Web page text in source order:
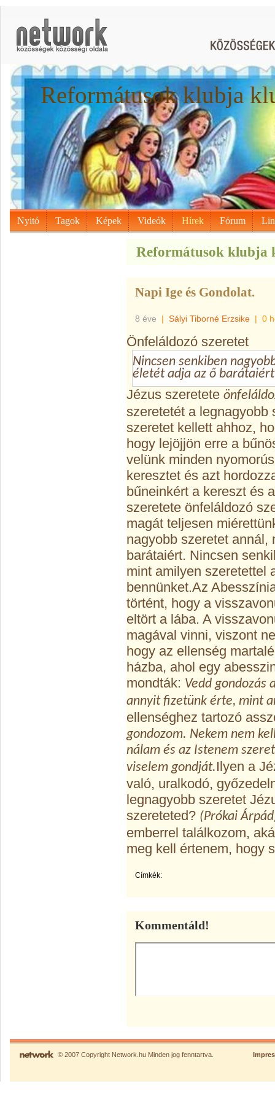
Reformátusok klubja
Nyitó Tagok Képek Videók Hírek Fórum
Reformátusok klubja
Napi Ige és Gondolat.
8 éve | Sályi Tiborné Erzsike | 0
Önfeláldozó szeretet
Nincsen senkiben
életét adja az ő
Jézus szeretete
szeretetét a legnagyobb
szeretet kellett ahhoz,
hogy lejöjjön erre a
velünk minden
keresztet és azt
bűneinkért a kereszt és
szeretete önfeláldozó
magát teljesen
nagyobb szeretet annál,
barátaiért. Nincsen
mint amilyen szeretettel
bennünket.Az
történt, hogy a
eltört a lába. A
magával vinni, viszont
hogy az ellenség
házba, ahol egy
mondták: Vedd gondozás
annyit fizetünk érte, mint
ellenséghez tartozó
gondozom. Nekem nem
nálam és az Istenem
viselem gondját.Ilyen a
való, uralkodó,
legnagyobb szeretet
szereteted? (Prókai
emberrel találkozom,
meg kell értenem, hogy
Címkék:
Kommentáld!
© 2007 Copyright Network.hu Minden jog fenntartva.